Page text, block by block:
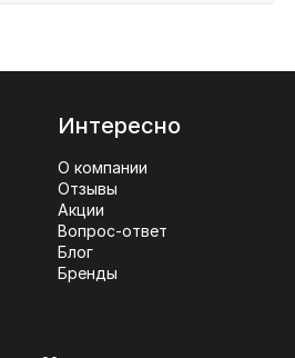
Интересно
О компании
Отзывы
Акции
Вопрос-ответ
Блог
Бренды